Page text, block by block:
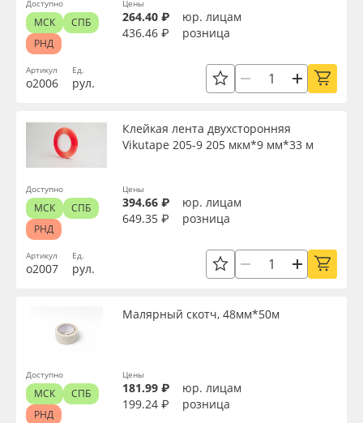
ПЭТ листовой
ПЭТ бэклит
Вспененный ПВХ
Баннер
Заготовки для сувениров
Артикул
о2006
Ед.
рул.
Цены
264.40 ₽
юр. лицам
436.46 ₽
розница
Доступно
МСК
СПБ
РНД
Артикул
о2007
Клейкая лента двухсторонняя
Vikutape 205-9 205 мкм*9 мм*33 м
Ед.
рул.
Цены
394.66 ₽
юр. лицам
649.35 ₽
розница
Доступно
МСК
СПБ
РНД
Малярный скотч, 48мм*50м
Цены
181.99 ₽
юр. лицам
199.24 ₽
розница
Доступно
МСК
СПБ
РНД